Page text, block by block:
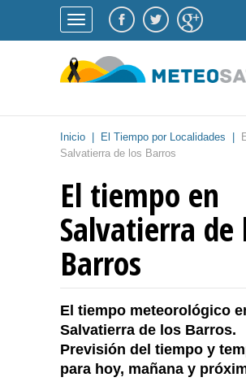
Inicio El Tiempo por Localidades
Salvatierra de los Barros
El tiempo en
Salvatierra de
Barros
El tiempo meteorológico
Salvatierra de los Barros.
Previsión del tiempo y
para hoy, mañana y